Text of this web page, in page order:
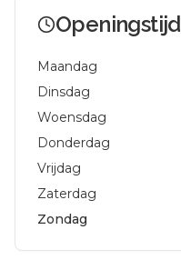
Maandag
Dinsdag
Woensdag
Donderdag
Vrijdag
Zaterdag
Zondag